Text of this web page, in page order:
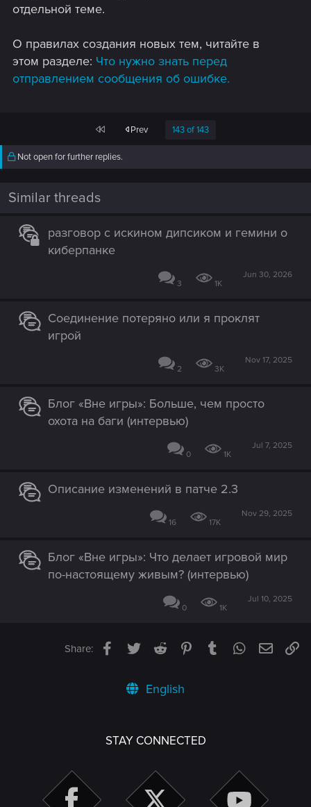
отдельной теме.
О правилах создания новых тем, читайте в
этом разделе: Что нужно знать перед
отправлением сообщения об ошибке.
First Prev 143 of 143
Not open for further replies.
Similar threads
разговор с искином дипсиком и гемини о
киберпанке
3 1K
Jun 30, 2026
Соединение потеряно или я проклят
игрой
2 3K
Nov 17, 2025
Блог «Вне игры»: Больше, чем просто
охота на баги (интервью)
0 1K
Jul 7, 2025
Описание изменений в патче 2.3
16 17K
Nov 29, 2025
Блог «Вне игры»: Что делает игровой мир
по-настоящему живым? (интервью)
0 1K
Jul 10, 2025
Share: Facebook
TwitterReddit PinterestTumblrWhatsApp
Email
English
STAY CONNECTED